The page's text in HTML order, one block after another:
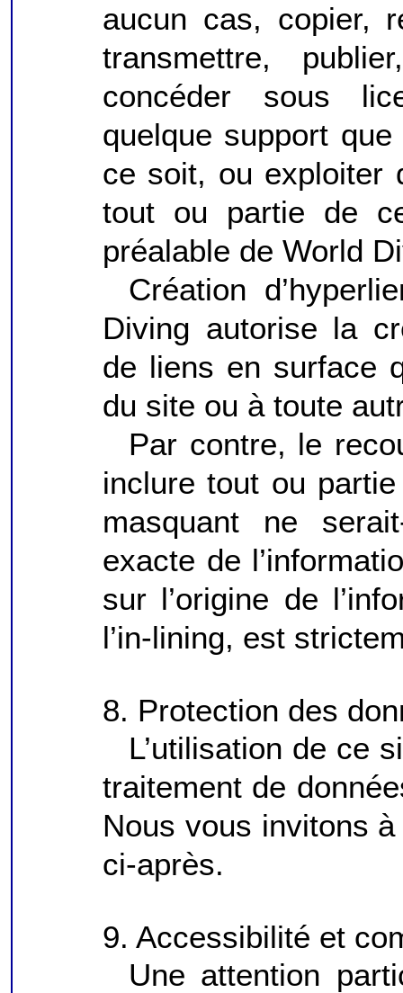
aucun cas, copier,
transmettre,
concéder sous
quelque support
ce soit, ou exploiter
tout ou partie de
préalable de World
Création
Diving autorise la
de liens en surface
du site ou à toute
Par contre, le
inclure tout ou
masquant ne
exacte de
sur l’origine de
l’in-lining, est
8. Protection des
L’utilisation de ce
traitement de
Nous vous invitons
ci-après.
9. Accessibilité et
Une attention